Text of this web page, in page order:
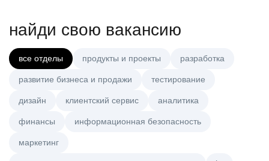
найди свою вакансию
все отделы продукты и проекты разработка
развитие бизнеса и продажи тестирование
дизайн клиентский сервис аналитика
финансы информационная безопасность
маркетинг